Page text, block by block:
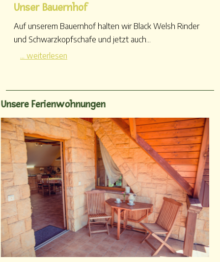
Unser Bauernhof
Auf unserem Bauernhof halten wir Black Welsh Rinder
und Schwarzkopfschafe und jetzt auch...
... weiterlesen
Unsere Ferienwohnungen